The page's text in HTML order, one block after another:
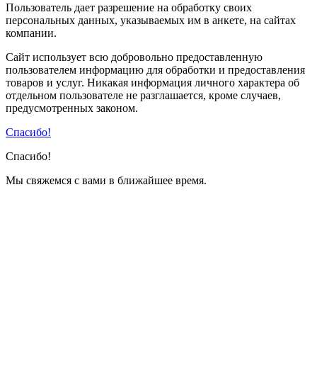
Пользователь дает разрешение на обработку своих
персональных данных, указываемых им в анкете, на сайтах
компании.
Сайт использует всю добровольно предоставленную
пользователем информацию для обработки и предоставления
товаров и услуг. Никакая информация личного характера об
отдельном пользователе не разглашается, кроме случаев,
предусмотренных законом.
Спасибо!
Спасибо!
Мы свяжемся с вами в ближайшее время.